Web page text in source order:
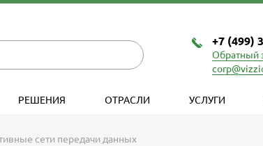
+7 (499)
Обратный
РЕШЕНИЯ ОТРАСЛИ УСЛУГИ
сети передачи данных